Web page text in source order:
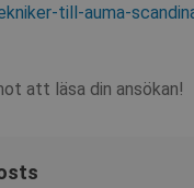
till-auma-
att läsa din ansökan!